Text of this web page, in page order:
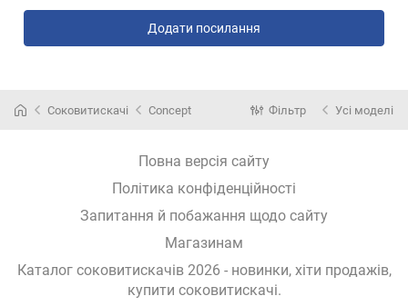
Додати посилання
Соковитискачі Concept Фільтр Усі моделі
Повна версія сайту
Політика конфіденційності
Запитання й побажання щодо сайту
Магазинам
Каталог соковитискачів 2026 - новинки, хіти продажів,
купити соковитискачі.